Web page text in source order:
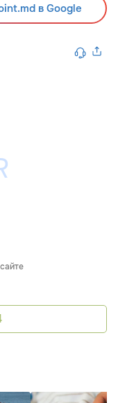
в Google